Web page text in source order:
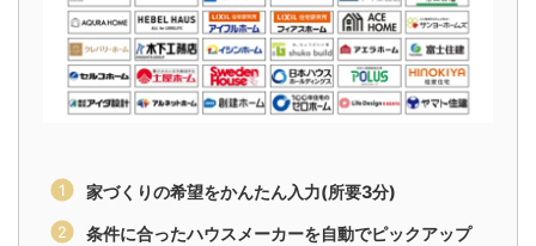
家づくりの希望をかんたん入力(所要3分)
条件に合ったハウスメーカーを自動でピックアップ